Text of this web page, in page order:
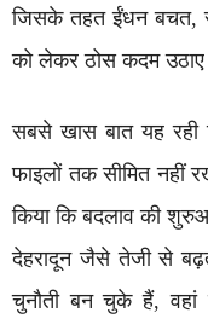
जिसके तहत ईंधन बचत,
को लेकर ठोस कदम उठाए
सबसे खास बात यह
फाइलों तक सीमित नहीं
किया कि बदलाव की
देहरादून जैसे तेजी से
चुनौती बन चुके हैं, वहां